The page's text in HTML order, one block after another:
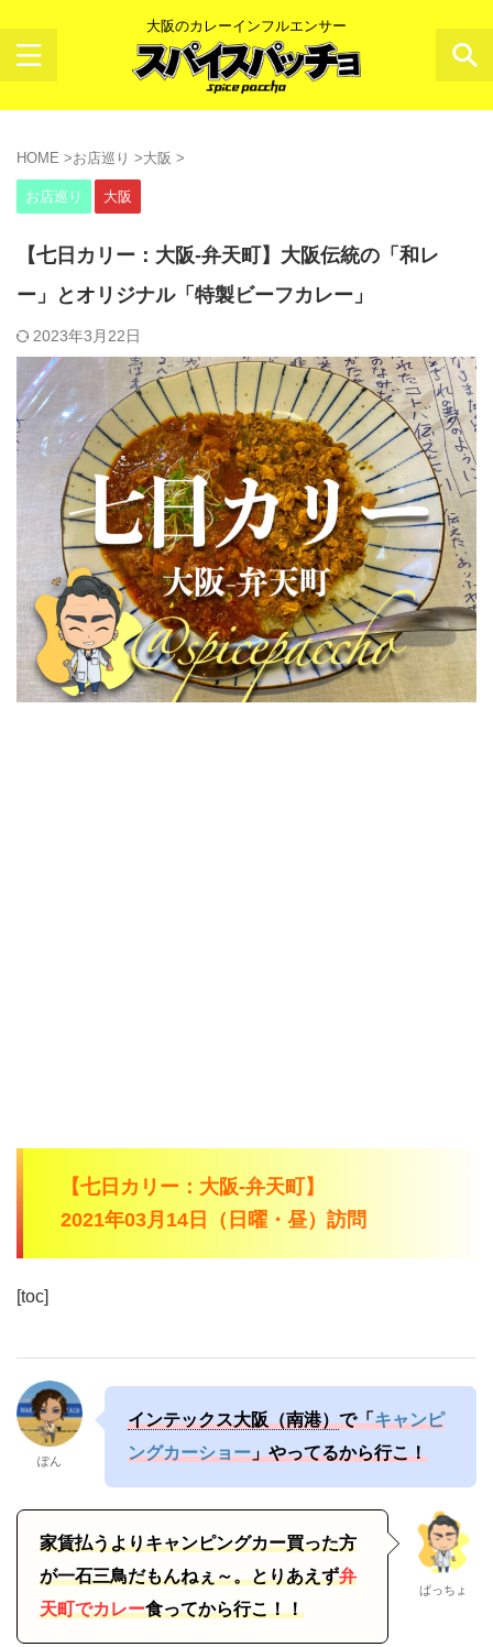
大阪のカレーインフルエンサー
HOME >お店巡り >大阪 >
お店巡り 大阪
【七日カリー：大阪-弁天町】大阪伝統の「和レ
ー」とオリジナル「特製ビーフカレー」
2023年3月22日
【七日カリー：大阪-弁天町】
2021年03月14日（日曜・昼）訪問
[toc]
ぽん
インテックス大阪（南港）で「キャンピ
ングカーショー」やってるから行こ！
家賃払うよりキャンピングカー買った方
が一石三鳥だもんねぇ～。とりあえず弁
天町でカレー食ってから行こ！！
ぱっちょ